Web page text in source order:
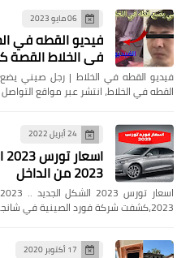
06 مايو 2023
فيديو القطه في
في الخلاط القصة
فيديو القطه في الخلاط | رجل صيني
القطه في الخلاط، انتشر عبر مواقع التواصل
24 أبريل 2022
2023 من الداخل
2023،كشفت شركة فورد الصينية في شانجهاي عن طراز …
17 أكتوبر 2020